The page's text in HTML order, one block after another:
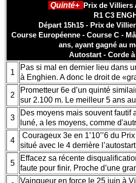
Quinté+ Prix de Villiers
R1 C3
Départ 15h15 - Prix de
Course Européenne - Course C -
ans, ayant gagné au
Autostart - Corde
1
Pas si mal en dernier lieu dans
à Enghien. A donc le droit de
2
Prometteur 6e d’un quinté
sur 2.100 m. Le meilleur 5 ans
3
Des moyens mais souvent fautif
luné, a les moyens, comme
4
Courageux 3e en 1’10’’6 du
situé avec le 4 derrière
5
Effacez sa récente
faute pour finir. Proche d’une
Vainqueur en force le 25 juin à